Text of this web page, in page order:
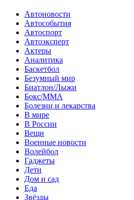
Автоновости
Автособытия
Автоспорт
Автоэксперт
Актеры
Аналитика
Баскетбол
Безумный мир
Биатлон/Лыжи
Бокс/MMA
Болезни и лекарства
В мире
В России
Вещи
Военные новости
Волейбол
Гаджеты
Дети
Дом и сад
Еда
Звёзды